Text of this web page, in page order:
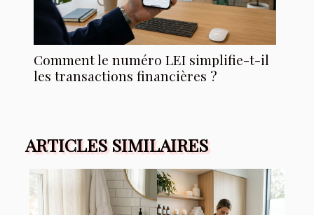
Comment le numéro LEI simplifie-t-il
les transactions financières ?
ARTICLES SIMILAIRES